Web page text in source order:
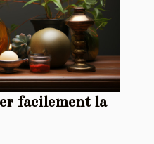
facilement la